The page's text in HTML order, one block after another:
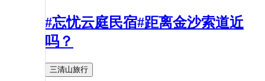
#忘忧云庭民宿#距离金沙索道近
吗？
三清山旅行